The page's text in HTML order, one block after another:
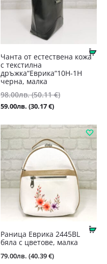
Чанта от естествена кожа
с текстилна
дръжка“Еврика“10H-1H
черна, малка
98.00лв. (50.11 €)Original
98.00лв.
(50.11
€).
59.00лв. (30.17 €)Текущата
е:
59.00лв.
(30.17
Раница Еврика 2445BL
бяла с цветове, малка
79.00лв. (40.39 €)